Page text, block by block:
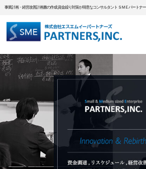
事業計画・経営改善計画書の作成 資金繰り対策が得意なコンサルタント ＳＭＥパートナ